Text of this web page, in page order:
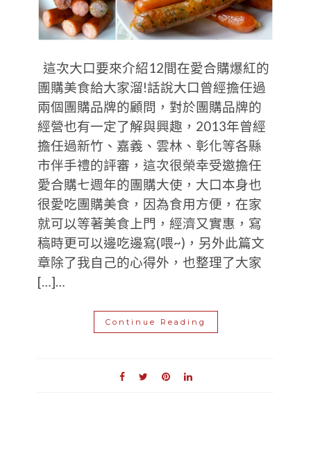
這次大口要來介紹12間在愛合購爆紅的
團購美食給大家溜!話說大口曾經擔任過
兩個團購品牌的顧問，對於團購品牌的
經營也有一定了解與興趣，2013年曾經
擔任過新竹、嘉義、雲林、彰化等各縣
市伴手禮的評審，這次很榮幸受邀擔任
愛合購七週年的團購大使，大口本身也
很愛吃團購美食，因為食用方便，在家
就可以等著美食上門，經濟又實惠，寫
稿時更可以邊吃邊寫(喂~)，另外此篇文
章除了我自己的心得外，也整理了大家
[…]…
Continue Reading